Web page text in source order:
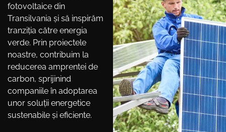
fotovoltaice din
Transilvania și să inspirăm
tranziția către energia
verde. Prin proiectele
noastre, contribuim la
reducerea amprentei de
carbon, sprijinind
companiile în adoptarea
unor soluții energetice
sustenabile și eficiente.